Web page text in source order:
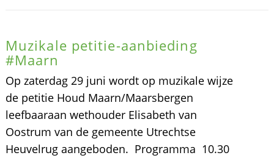
Muzikale petitie-aanbieding
#Maarn
Op zaterdag 29 juni wordt op muzikale wijze
de petitie Houd Maarn/Maarsbergen
leefbaaraan wethouder Elisabeth van
Oostrum van de gemeente Utrechtse
Heuvelrug aangeboden. Programma 10.30